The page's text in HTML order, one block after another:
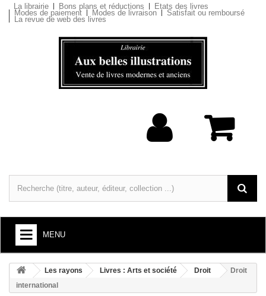
La librairie Bons plans et réductions Etats des livres
Modes de paiement Modes de livraison Satisfait ou remboursé
La revue de web des livres
MENU
+
LIVRES : ARTS ET SOCIÉTÉ
+
LIVRES : LITTÉRATURE
Les rayons Livres : Arts et société Droit
Droit
international